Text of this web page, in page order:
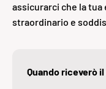
assicurarci che la tua
straordinario e
Quando riceverò